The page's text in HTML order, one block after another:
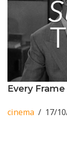
Every
cinema 17/